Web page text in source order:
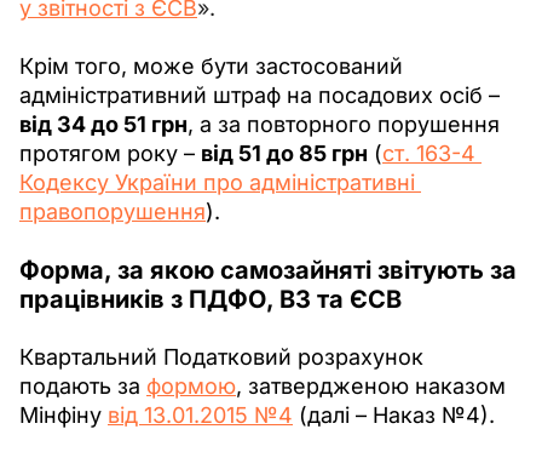
у звітності з ЄСВ».
Крім того, може бути застосований
адміністративний штраф на посадових осіб –
від 34 до 51 грн, а за повторного порушення
протягом року – від 51 до 85 грн (ст. 163-4
Кодексу України про адміністративні
правопорушення).
Форма, за якою самозайняті звітують за
працівників з ПДФО, ВЗ та ЄСВ
Квартальний Податковий розрахунок
подають за формою, затвердженою наказом
Мінфіну від 13.01.2015 №4 (далі – Наказ №4).